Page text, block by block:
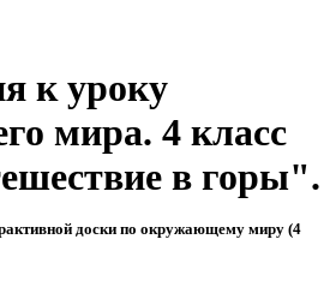
к уроку
мира. 4 класс
в горы".
доски по окружающему миру (4